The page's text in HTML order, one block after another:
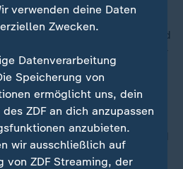
nur Unterstützer, sondern wird
kritisch betrachtet. Immer
Berichte in den Medien -
sein, das Klima
Massensterben von Vögeln
ist da wirklich was dran? Ist
Gefahr für uns Menschen und
verwenden deine Daten
Zwecken.
Datenverarbeitung
Speicherung von
ermöglicht uns, dein
ZDF an dich anzupassen
anzubieten.
wir ausschließlich auf
von ZDF Streaming, der